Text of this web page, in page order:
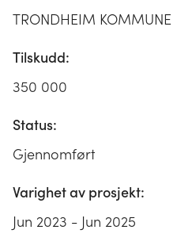
TRONDHEIM KOMMUNE
Tilskudd:
350 000
Status:
Gjennomført
Varighet av prosjekt:
Jun 2023 - Jun 2025